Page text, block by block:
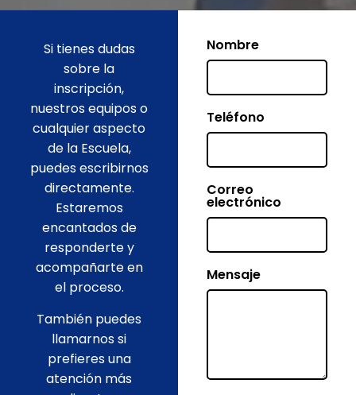
Nombre
Teléfono
Correo
electrónico
Mensaje
Si tienes dudas
sobre la
inscripción,
nuestros equipos o
cualquier aspecto
de la Escuela,
puedes escribirnos
directamente.
Estaremos
encantados de
responderte y
acompañarte en
el proceso.
También puedes
llamarnos si
prefieres una
atención más